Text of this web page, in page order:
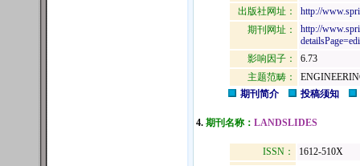
出版社网址：
http://
期刊网址：
http://
影响因子：
6.73
主题范畴：
期刊简介
投稿须知
4. 期刊名称： LANDSLIDES
ISSN： 1612-510X